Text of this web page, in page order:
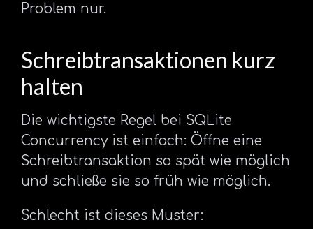
Problem nur.
Schreibtransaktionen kurz
halten
Die wichtigste Regel bei SQLite
Concurrency ist einfach: Öffne eine
Schreibtransaktion so spät wie möglich
und schließe sie so früh wie möglich.
Schlecht ist dieses Muster: